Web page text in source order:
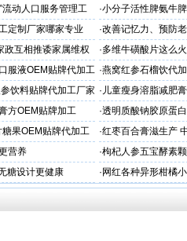
·同心促新生”主题帮
流动人口服务管理工
·小分子活性脾氨牛
格
定制厂家哪家专业 ·改善记忆力、预防
家
政互相推诿家属维权
·多维牛磺酸片这么
服务商
服液OEM贴牌代加工 ·燕窝红参石榴饮代
牌
饮料贴牌代加工厂家 · 儿童瘦身溶脂减肥
续
方OEM贴牌加工 ·透明质酸钠胶原蛋
代加工
果OEM贴牌代加工 ·红枣百合膏滋生产
家
营养 ·枸杞人参五宝酵素
糖设计更健康 · 网红各种异形柑橘
工厂